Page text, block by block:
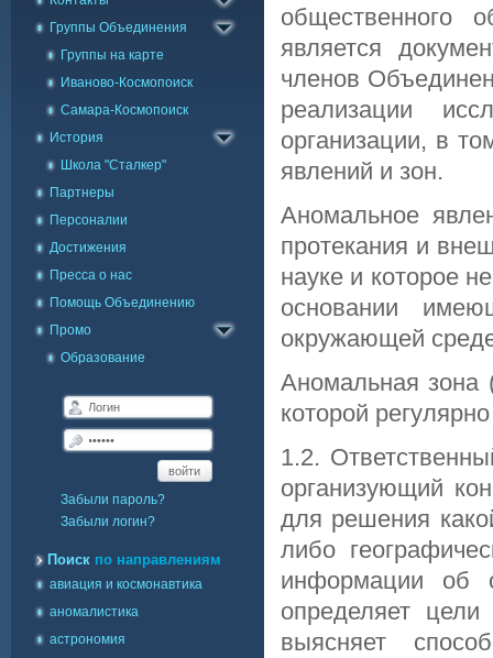
Группы Объединения
Группы на карте
Иваново-Космопоиск
Самара-Космопоиск
История
Школа "Сталкер"
Партнеры
Персоналии
Достижения
Пресса о нас
Помощь Объединению
Промо
Образование
войти
Забыли пароль?
Забыли логин?
Поиск по направлениям
авиация и космонавтика
аномалистика
астрономия
общественного
является
членов
реализации
организации, в
явлений и зон.
Аномальное
протекания и
науке и которое
основании
окружающей
Аномальная зона
которой
1.2.
организующий
для решения
либо
информации об
определяет
выясняет